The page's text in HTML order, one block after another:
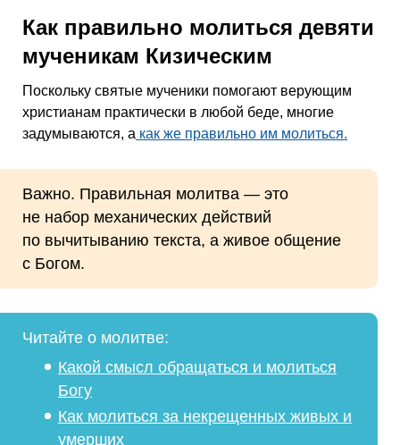
Как правильно молиться девяти
мученикам Кизическим
Поскольку святые мученики помогают верующим
христианам практически в любой беде, многие
задумываются, а как же правильно им молиться.
Важно. Правильная молитва — это
не набор механических действий
по вычитыванию текста, а живое общение
с Богом.
Читайте о молитве:
Какой смысл обращаться и молиться
Богу
Как молиться за некрещенных живых и
умерших